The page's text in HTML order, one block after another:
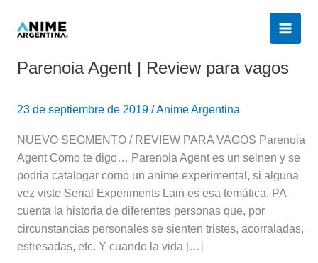
Parenoia Agent | Review para vagos
23 de septiembre de 2019 /Anime Argentina
NUEVO SEGMENTO / REVIEW PARA VAGOS Parenoia
Agent Como te digo… Parenoia Agent es un seinen y se
podria catalogar como un anime experimental, si alguna
vez viste Serial Experiments Lain es esa temática. PA
cuenta la historia de diferentes personas que, por
circunstancias personales se sienten tristes, acorraladas,
estresadas, etc. Y cuando la vida […]
Parenoia
para
vagos